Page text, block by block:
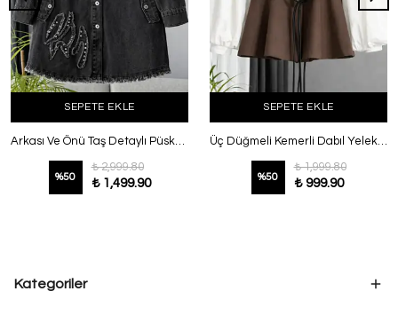
SEPETE EKLE
Arkası Ve Önü Taş Detaylı Püsküllü Kot Ceket Gri
%50
₺ 2,999.80
₺ 1,499.90
SEPETE EKLE
Üç Düğmeli Kemerli Dabıl Yelek Kahve
%50
₺ 1,999.80
₺ 999.90
Kategoriler